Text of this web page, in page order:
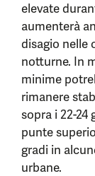
elevate
aumenterà
disagio nelle
notturne. In
minime
rimanere
sopra i 22-24
punte
gradi in
urbane.